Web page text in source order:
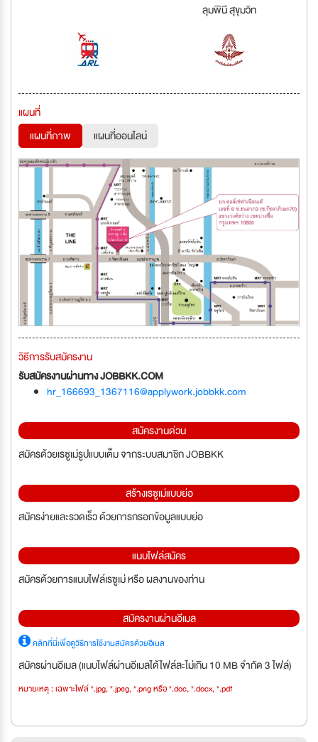
ลุมพินี สุขุมวิท
แผนที่
แผนที่ภาพ
แผนที่ออนไลน์
วิธีการรับสมัครงาน
รับสมัครงานผ่านทาง JOBBKK.COM
hr_166693_1367116@applywork.jobbkk.com
สมัครงานด่วน
สมัครด้วยเรซูเม่รูปแบบเต็ม จากระบบสมาชิก JOBBKK
สร้างเรซูเม่แบบย่อ
สมัครง่ายและรวดเร็ว ด้วยการกรอกข้อมูลแบบย่อ
แนบไฟล์สมัคร
สมัครด้วยการแนบไฟล์เรซูเม่ หรือ ผลงานของท่าน
สมัครงานผ่านอีเมล
คลิกที่นี่เพื่อดูวิธีการใช้งานสมัครด้วยอีเมล
สมัครผ่านอีเมล (แนบไฟล์ผ่านอีเมลได้ไฟล์ละไม่เกิน 10 MB จำกัด 3 ไฟล์)
หมายเหตุ : เฉพาะไฟล์ *.jpg, *.jpeg, *.png หรือ *.doc, *.docx, *.pdf